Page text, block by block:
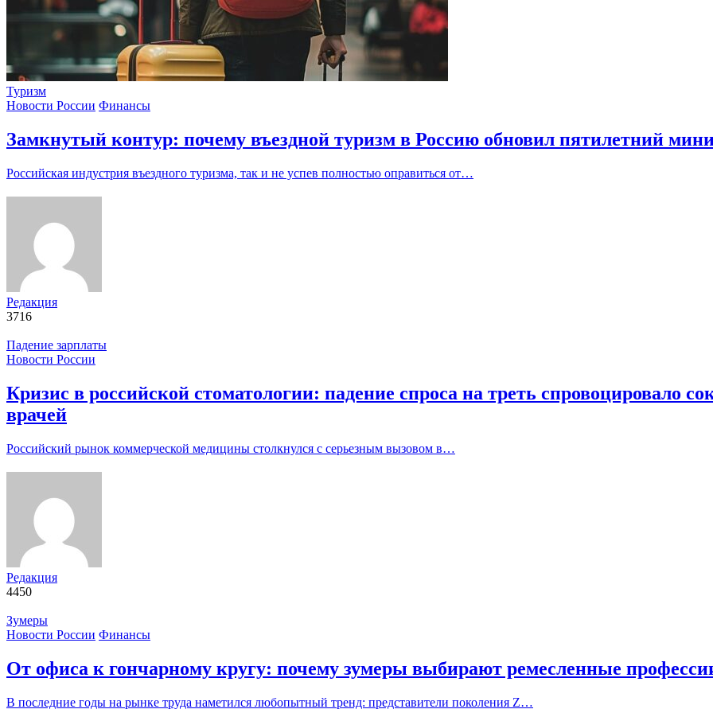
Туризм
Новости России Финансы
Замкнутый контур: почему въездной туризм в Россию обновил пятилетний
Российская индустрия въездного туризма, так и не успев полностью оправиться от…
Редакция
3716
Падение зарплаты
Новости России
Кризис в российской стоматологии: падение спроса на треть спровоцировало
врачей
Российский рынок коммерческой медицины столкнулся с серьезным вызовом в…
Редакция
4450
Зумеры
Новости России Финансы
От офиса к гончарному кругу: почему зумеры выбирают ремесленные
В последние годы на рынке труда наметился любопытный тренд: представители поколения Z…